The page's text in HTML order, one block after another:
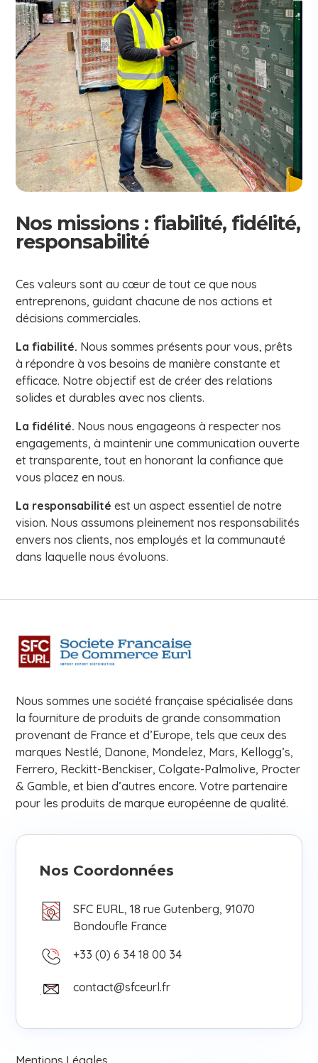
Nos missions : fiabilité, fidélité,
responsabilité
Ces valeurs sont au cœur de tout ce que nous
entreprenons, guidant chacune de nos actions et
décisions commerciales.
La fiabilité. Nous sommes présents pour vous, prêts
à répondre à vos besoins de manière constante et
efficace. Notre objectif est de créer des relations
solides et durables avec nos clients.
La fidélité. Nous nous engageons à respecter nos
engagements, à maintenir une communication ouverte
et transparente, tout en honorant la confiance que
vous placez en nous.
La responsabilité est un aspect essentiel de notre
vision. Nous assumons pleinement nos responsabilités
envers nos clients, nos employés et la communauté
dans laquelle nous évoluons.
Nous sommes une société française spécialisée dans
la fourniture de produits de grande consommation
provenant de France et d’Europe, tels que ceux des
marques Nestlé, Danone, Mondelez, Mars, Kellogg’s,
Ferrero, Reckitt-Benckiser, Colgate-Palmolive, Procter
& Gamble, et bien d’autres encore. Votre partenaire
pour les produits de marque européenne de qualité.
Nos Coordonnées
SFC EURL, 18 rue Gutenberg, 91070
Bondoufle France
+33 (0) 6 34 18 00 34
contact@sfceurl.fr
Mentions Légales